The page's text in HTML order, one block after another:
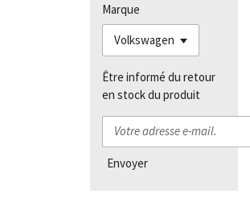
Marque
Être informé du retour
en stock du produit
Envoyer